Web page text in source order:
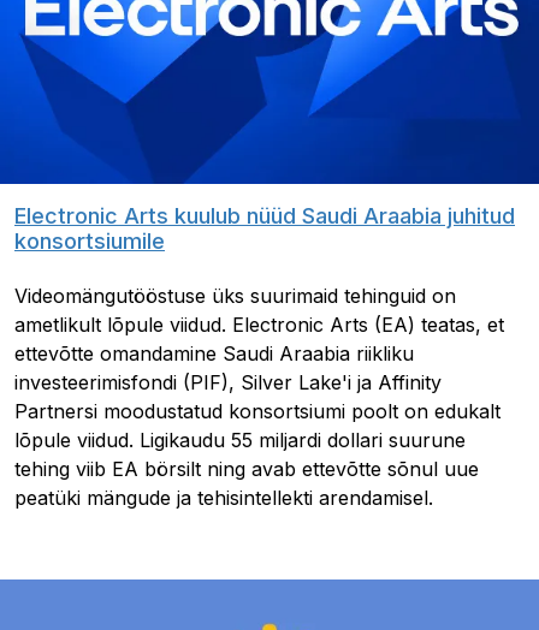
Electronic Arts kuulub nüüd Saudi Araabia juhitud
konsortsiumile
Videomängutööstuse üks suurimaid tehinguid on
ametlikult lõpule viidud. Electronic Arts (EA) teatas, et
ettevõtte omandamine Saudi Araabia riikliku
investeerimisfondi (PIF), Silver Lake'i ja Affinity
Partnersi moodustatud konsortsiumi poolt on edukalt
lõpule viidud. Ligikaudu 55 miljardi dollari suurune
tehing viib EA börsilt ning avab ettevõtte sõnul uue
peatüki mängude ja tehisintellekti arendamisel.